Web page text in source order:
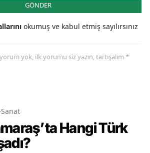
GÖNDER
okumuş ve kabul etmiş sayılırsınız
yok, ilk yorumu siz yazın, tartışalım *
Hangi Türk